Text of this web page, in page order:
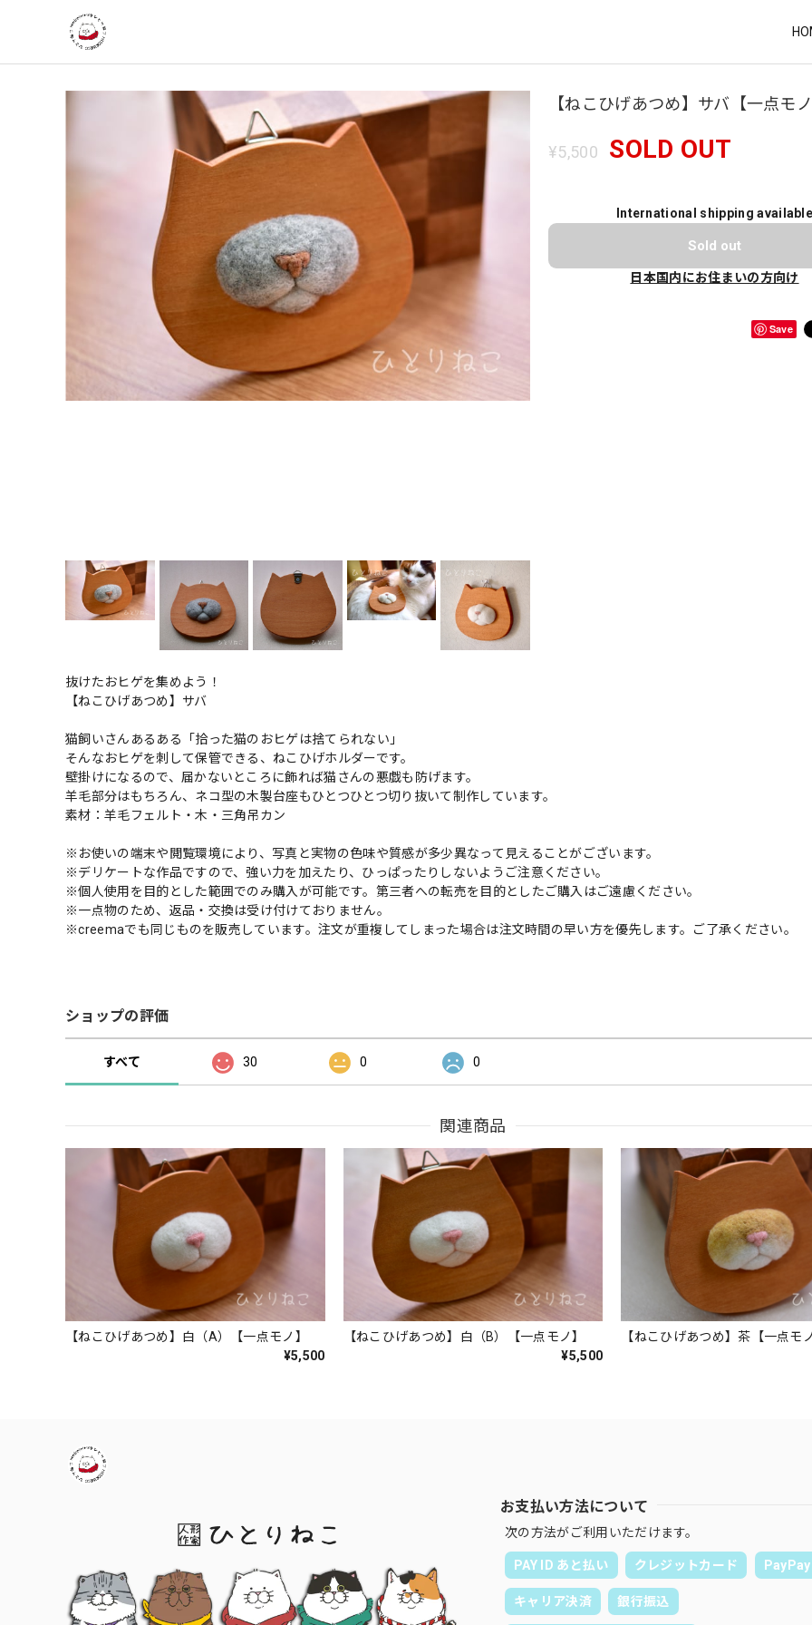
【ねこひげあつめ】サバ【一点モ
¥5,500 SOLD OUT
International shipping
Sold out
日本国内にお住まいの方向け
Save
抜けたおヒゲを集めよう！
【ねこひげあつめ】サバ
猫飼いさんあるある「拾った猫のおヒゲは捨てられない」
そんなおヒゲを刺して保管できる、ねこひげホルダーです。
壁掛けになるので、届かないところに飾れば猫さんの悪戯も防げます。
羊毛部分はもちろん、ネコ型の木製台座もひとつひとつ切り抜いて制作しています。
素材：羊毛フェルト・木・三角吊カン
※お使いの端末や閲覧環境により、写真と実物の色味や質感が多少異なって見えることがございます。
※デリケートな作品ですので、強い力を加えたり、ひっぱったりしないようご注意ください。
※個人使用を目的とした範囲でのみ購入が可能です。第三者への転売を目的としたご購入はご遠慮ください。
※一点物のため、返品・交換は受け付けておりません。
※creemaでも同じものを販売しています。注文が重複してしまった場合は注文時間の早い方を優先します。ご了承ください。
ショップの評価
すべて 30 0 0
関連商品
【ねこひげあつめ】白（A）【一点モノ】
¥5,500
【ねこひげあつめ】白（B）【一点モノ】
¥5,500
【ねこひげあつめ】茶【一点モ
お支払い方法について
次の方法がご利用いただけます。
PAY ID あと払い クレジットカード PayPay
キャリア決済 銀行振込